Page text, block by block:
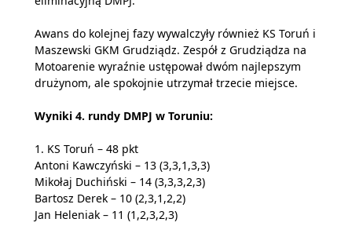
Awans do kolejnej fazy wywalczyły również KS Toruń i
Maszewski GKM Grudziądz. Zespół z Grudziądza na
Motoarenie wyraźnie ustępował dwóm najlepszym
drużynom, ale spokojnie utrzymał trzecie miejsce.
Wyniki 4. rundy DMPJ w Toruniu:
1. KS Toruń – 48 pkt
Antoni Kawczyński – 13 (3,3,1,3,3)
Mikołaj Duchiński – 14 (3,3,3,2,3)
Bartosz Derek – 10 (2,3,1,2,2)
Jan Heleniak – 11 (1,2,3,2,3)